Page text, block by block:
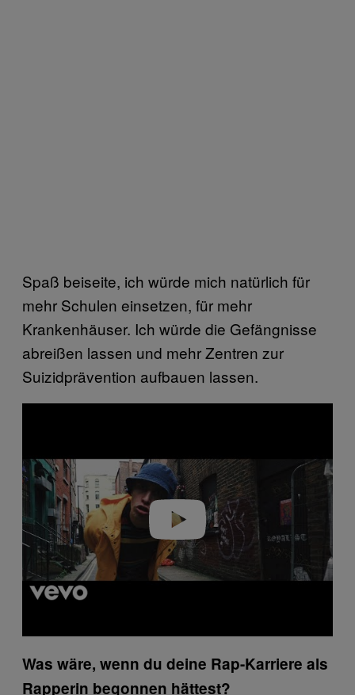
Spaß beiseite, ich würde mich natürlich für
mehr Schulen einsetzen, für mehr
Krankenhäuser. Ich würde die Gefängnisse
abreißen lassen und mehr Zentren zur
Suizidprävention aufbauen lassen.
i
d
e
Was wäre, wenn du deine Rap-Karriere als
Rapperin begonnen hättest?